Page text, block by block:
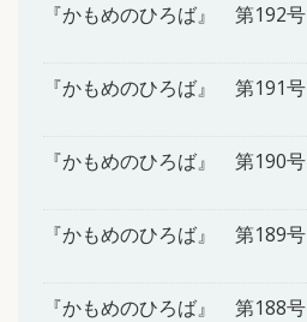
『かもめのひろば』 第192号
『かもめのひろば』 第191号
『かもめのひろば』 第190号
『かもめのひろば』 第189号
『かもめのひろば』 第188号